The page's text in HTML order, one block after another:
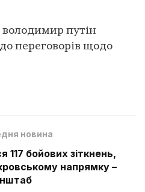
володимир путін
переговорів щодо
новина
117 бойових зіткнень,
напрямку –